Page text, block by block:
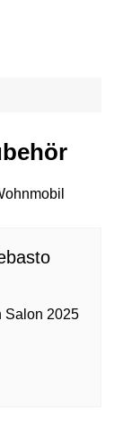
Salon 2025